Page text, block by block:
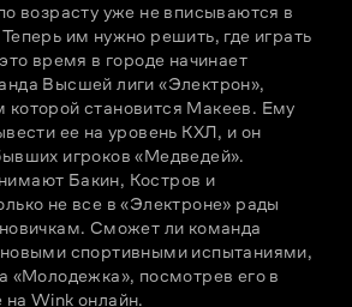
возрасту уже не вписываются в
им нужно решить, где играть
время в городе начинает
Высшей лиги «Электрон»,
которой становится Макеев. Ему
ее на уровень КХЛ, и он
игроков «Медведей».
Бакин, Костров и
не все в «Электроне» рады
Сможет ли команда
новыми спортивными испытаниями,
«Молодежка», посмотрев его в
Wink онлайн.